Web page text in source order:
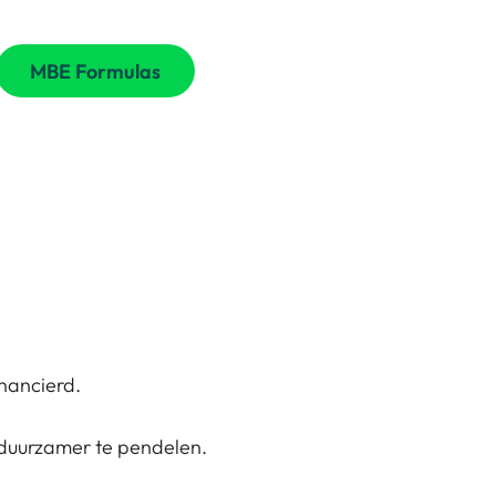
MBE Formulas
te pendelen.